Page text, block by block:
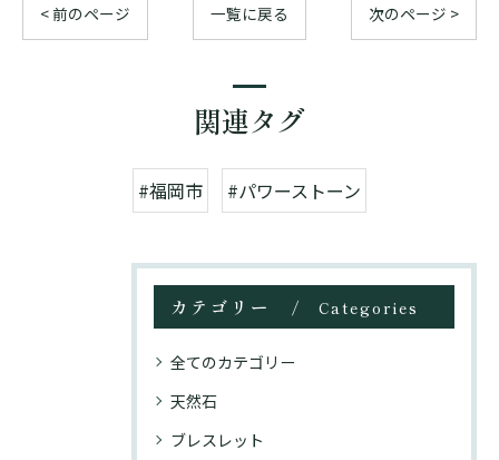
< 前のページ 一覧に戻る 次のページ >
関連タグ
#福岡市 #パワーストーン
カテゴリー Categories
全てのカテゴリー
天然石
ブレスレット